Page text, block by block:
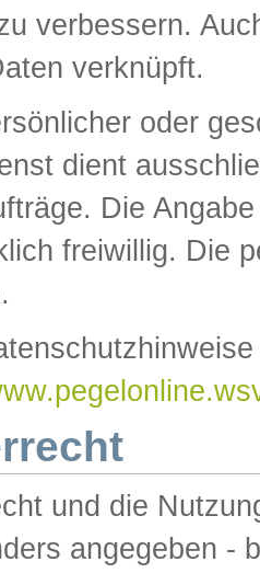
verbessern.
verknüpft.
oder
dient
Die
freiwillig. Die
und die
angegeben -